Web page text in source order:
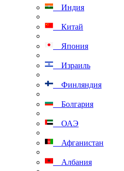
Индия
Китай
Япония
Израиль
Финляндия
Болгария
ОАЭ
Афганистан
Албания